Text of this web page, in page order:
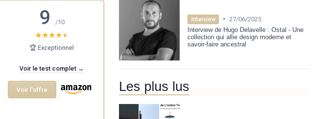
9 /10
★★★★★
★★★★★
🏆 Exceptionnel
Voir le test complet →
Voir l'offre
Interview • 27/06/2025
Interview de Hugo Delavelle : Ostal - Une
collection qui allie design moderne et
savoir-faire ancestral
Les plus lus